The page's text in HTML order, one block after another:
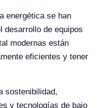
energética se han
desarrollo de equipos
modernas están
eficientes y tener
sostenibilidad,
y tecnologías de bajo